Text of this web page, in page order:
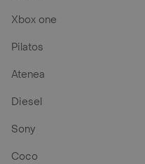
Xbox one
Pilatos
Atenea
Diesel
Sony
Coco